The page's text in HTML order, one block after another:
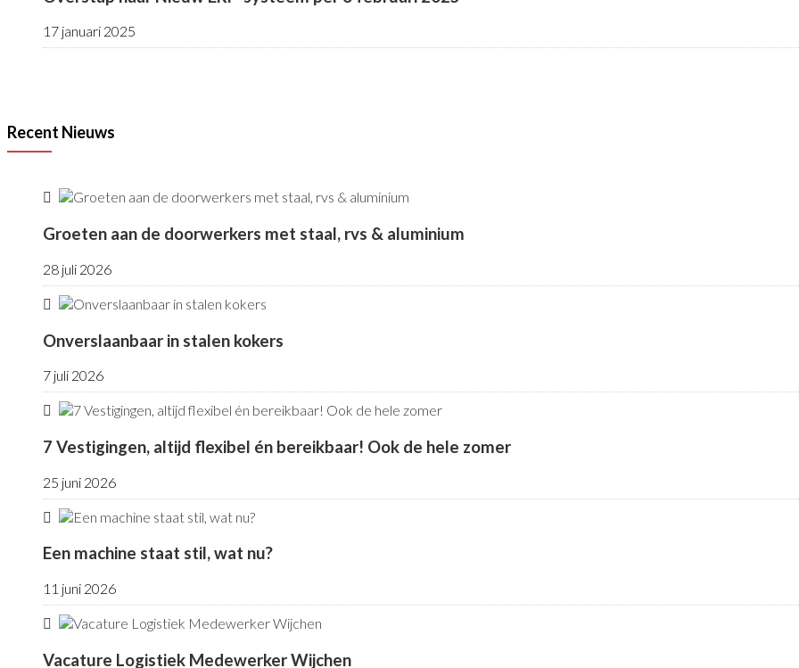
17 januari 2025
Recent Nieuws
Groeten aan de doorwerkers met staal, rvs & aluminium
28 juli 2026
Onverslaanbaar in stalen kokers
7 juli 2026
7 Vestigingen, altijd flexibel én bereikbaar! Ook de hele zomer
25 juni 2026
Een machine staat stil, wat nu?
11 juni 2026
Vacature Logistiek Medewerker Wijchen